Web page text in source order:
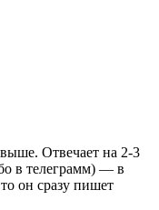
Отвечает на 2-3
в телеграмм) — в
он сразу пишет